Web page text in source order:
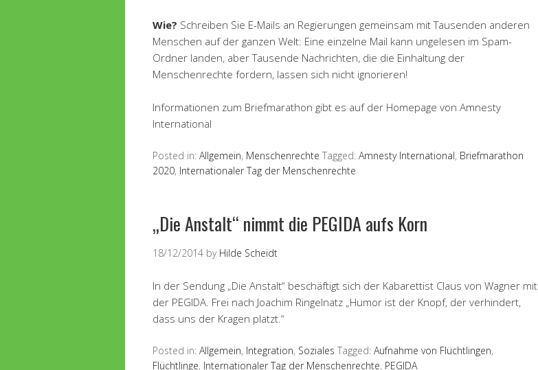
Wie? Schreiben Sie E-Mails an Regierungen gemeinsam mit Tausenden anderen
Menschen auf der ganzen Welt: Eine einzelne Mail kann ungelesen im Spam-
Ordner landen, aber Tausende Nachrichten, die die Einhaltung der
Menschenrechte fordern, lassen sich nicht ignorieren!
Informationen zum Briefmarathon gibt es auf der Homepage von Amnesty
International
Posted in: Allgemein, Menschenrechte Tagged: Amnesty International, Briefmarathon
2020, Internationaler Tag der Menschenrechte
„Die Anstalt“ nimmt die PEGIDA aufs Korn
18/12/2014 by Hilde Scheidt
In der Sendung „Die Anstalt“ beschäftigt sich der Kabarettist Claus von Wagner mit
der PEGIDA. Frei nach Joachim Ringelnatz „Humor ist der Knopf, der verhindert,
dass uns der Kragen platzt.“
Posted in: Allgemein, Integration, Soziales Tagged: Aufnahme von Flüchtlingen,
Flüchtlinge, Internationaler Tag der Menschenrechte, PEGIDA